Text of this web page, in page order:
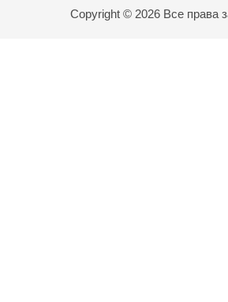
Copyright © 2026 Все права